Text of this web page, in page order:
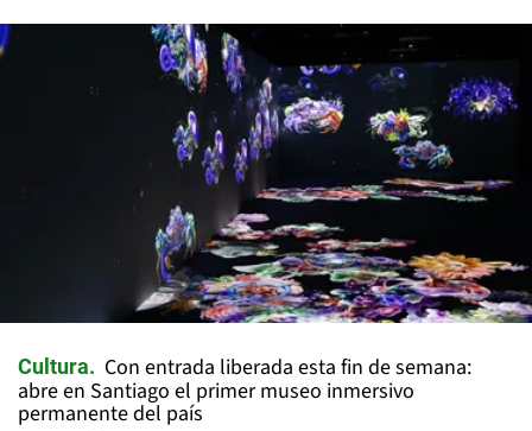
Cultura
Con entrada liberada esta fin de semana:
abre en Santiago el primer museo inmersivo
permanente del país